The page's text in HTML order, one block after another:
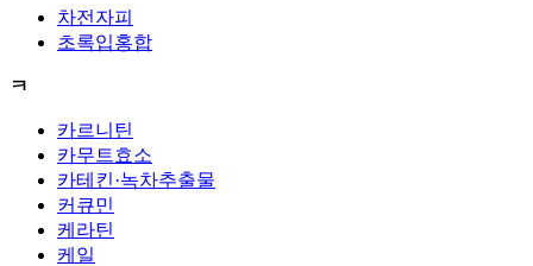
차전자피
초록입홍합
ㅋ
카르니틴
카무트효소
카테킨·녹차추출물
커큐민
케라틴
케일